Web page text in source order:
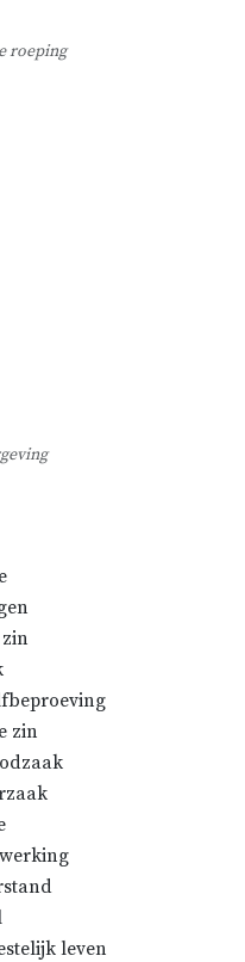
roeping
zin
leven
wij niet
ter wereld
ook aantonen
eeuwen
de christelijke
ook de
bestaan, voor
geloof beleden
kerk
eeuw onder
ecclesiastica
of,
van het
occidente
van de kerk in
1.